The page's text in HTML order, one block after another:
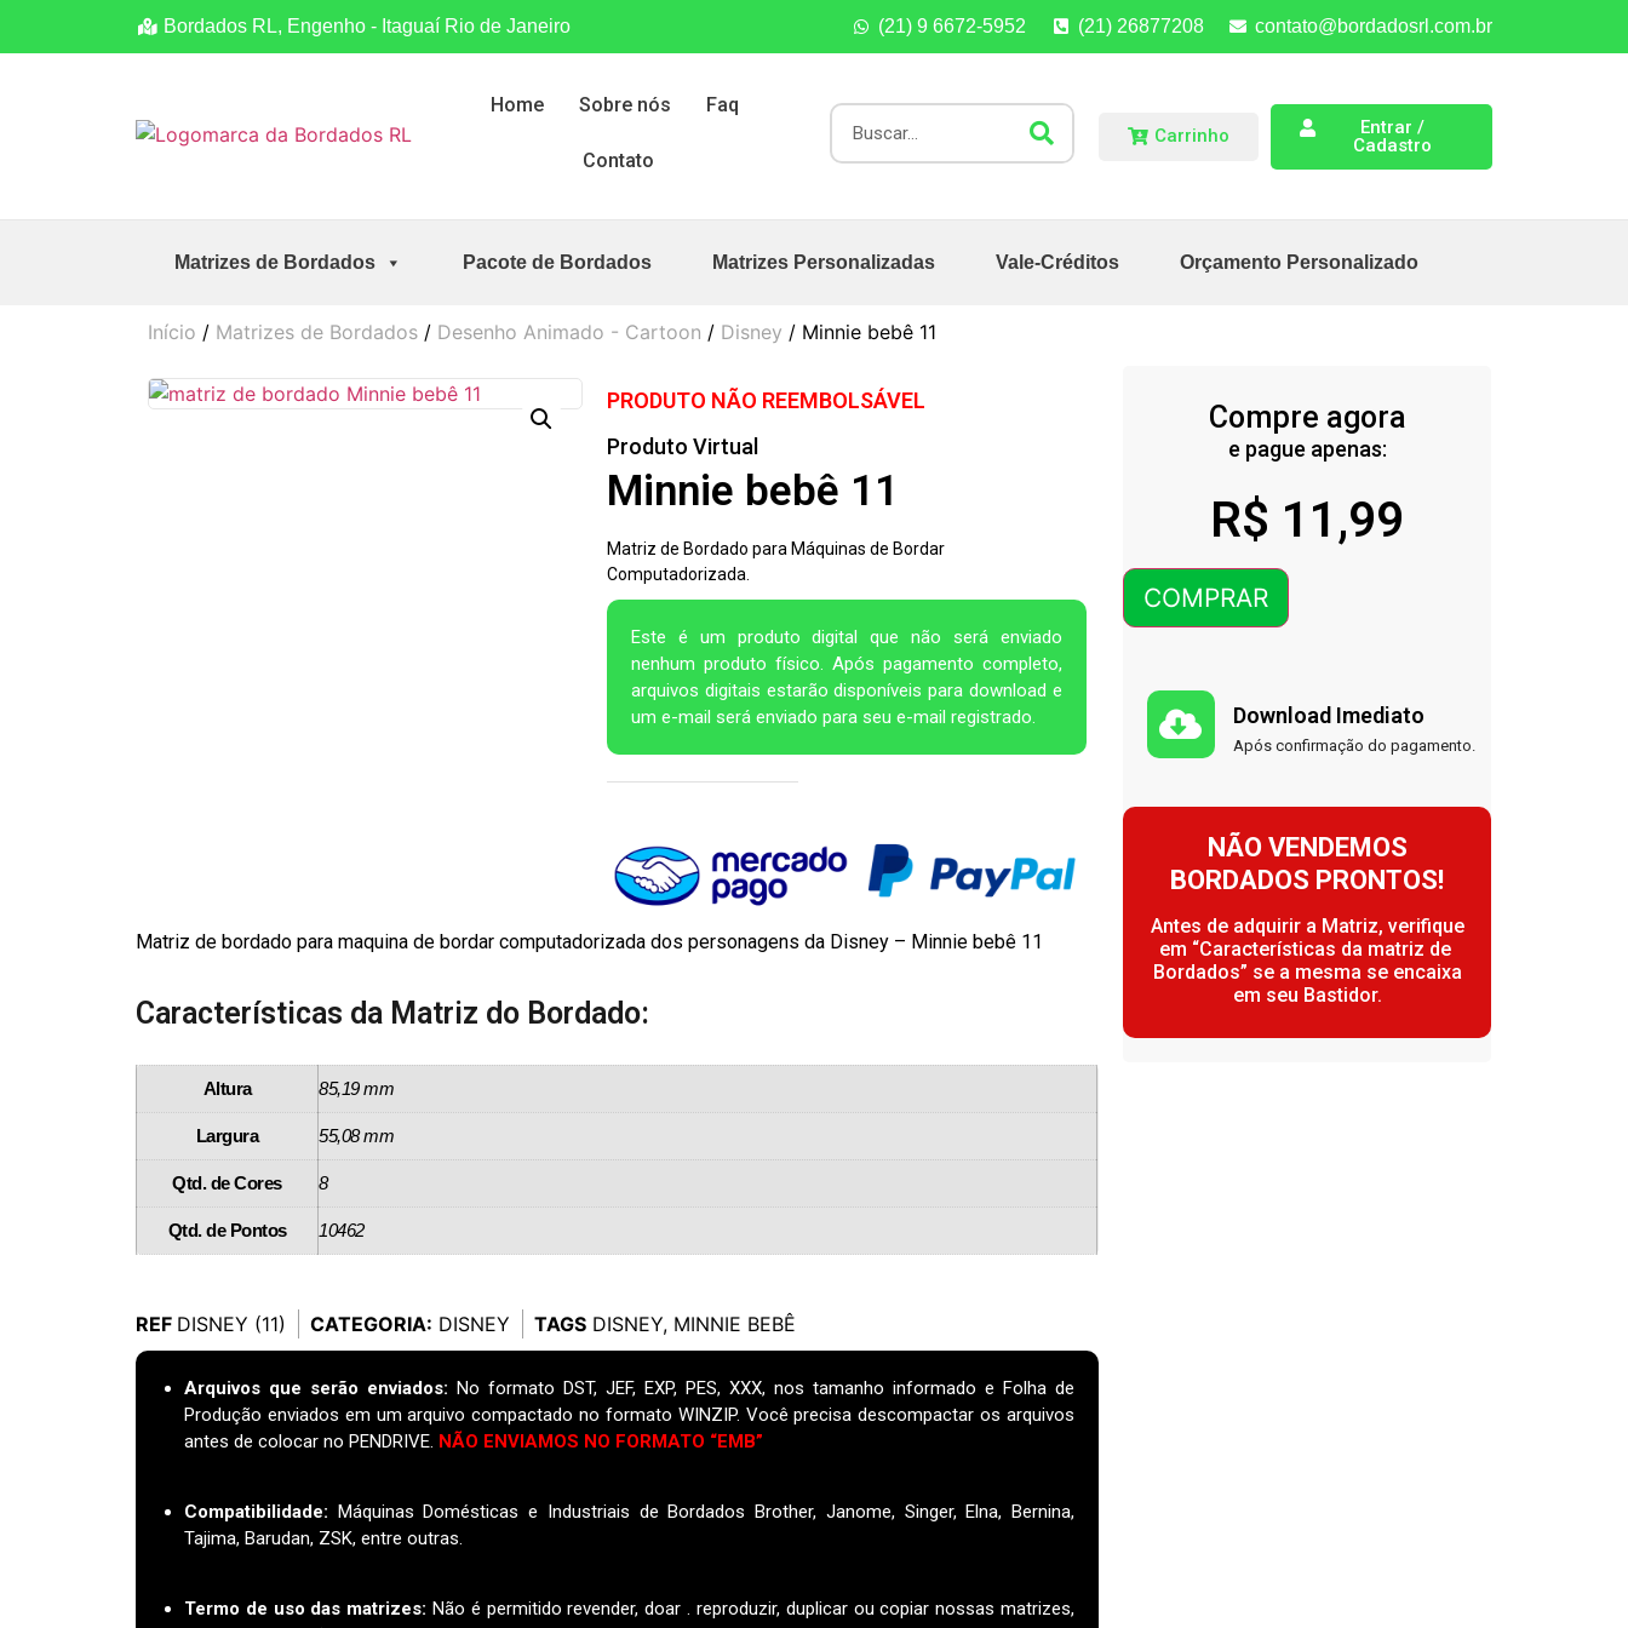
Bordados RL, Engenho - Itaguaí Rio de Janeiro (21) 9 6672-5952 (21) 26877208 contato@bordadosrl.com.br
Home Sobre nós Faq
Contato
Carrinho
Entrar /
Cadastro
Matrizes de Bordados Pacote de Bordados Matrizes Personalizadas Vale-Créditos Orçamento Personalizado
Início / Matrizes de Bordados / Desenho Animado - Cartoon / Disney / Minnie bebê 11
PRODUTO NÃO REEMBOLSÁVEL
Produto Virtual
Minnie bebê 11
Matriz de Bordado para Máquinas de Bordar
Computadorizada.
Este é um produto digital que não será enviado
nenhum produto físico. Após pagamento completo,
arquivos digitais estarão disponíveis para download e
um e-mail será enviado para seu e-mail registrado.
Matriz de bordado para maquina de bordar computadorizada dos personagens da Disney – Minnie bebê 11
Características da Matriz do Bordado:
Altura 85,19 mm
Largura 55,08 mm
Qtd. de Cores 8
Qtd. de Pontos 10462
REF DISNEY (11) CATEGORIA: DISNEY TAGS DISNEY, MINNIE BEBÊ
Arquivos que serão enviados: No formato DST, JEF, EXP, PES, XXX, nos tamanho informado e Folha de
Produção enviados em um arquivo compactado no formato WINZIP. Você precisa descompactar os arquivos
antes de colocar no PENDRIVE. NÃO ENVIAMOS NO FORMATO “EMB”
Compatibilidade: Máquinas Domésticas e Industriais de Bordados Brother, Janome, Singer, Elna, Bernina,
Tajima, Barudan, ZSK, entre outras.
Termo de uso das matrizes: Não é permitido revender, doar . reproduzir, duplicar ou copiar nossas matrizes,
Compre agora
e pague apenas:
R$ 11,99
COMPRAR
Download Imediato
Após confirmação do pagamento.
NÃO VENDEMOS
BORDADOS PRONTOS!
Antes de adquirir a Matriz, verifique
em “Características da matriz de
Bordados” se a mesma se encaixa
em seu Bastidor.